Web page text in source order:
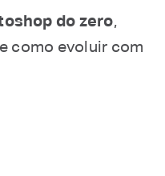
do zero,
como evoluir com